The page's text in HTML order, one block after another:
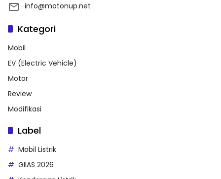
info@motonup.net
Kategori
Mobil
EV (Electric Vehicle)
Motor
Review
Modifikasi
Label
Mobil Listrik
GIIAS 2026